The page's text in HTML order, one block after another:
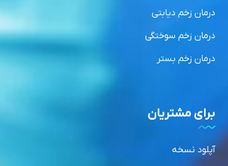
درمان زخم دیابتی
درمان زخم سوختگی
درمان زخم بستر
برای مشتریان
آپلود نسخه